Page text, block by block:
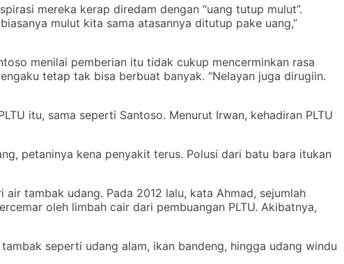
mereka kerap diredam dengan “uang tutup mulut”.
mulut kita sama atasannya ditutup pake uang,”
menilai pemberian itu tidak cukup mencerminkan rasa
tetap tak bisa berbuat banyak. “Nelayan juga dirugiin.
itu, sama seperti Santoso. Menurut Irwan, kehadiran PLTU
petaninya kena penyakit terus. Polusi dari batu bara itukan
tambak udang. Pada 2012 lalu, kata Ahmad, sejumlah
oleh limbah cair dari pembuangan PLTU. Akibatnya,
seperti udang alam, ikan bandeng, hingga udang windu